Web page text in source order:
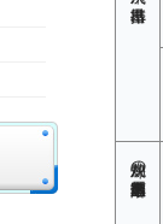
焼却灰の重金属類溶出基準